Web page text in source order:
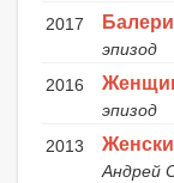
2017
эпизод
2016
эпизод
2013
Андрей